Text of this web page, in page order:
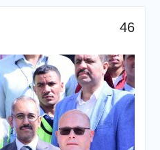
أيام المرحلة
الإلكتروني للقبول
2026
46